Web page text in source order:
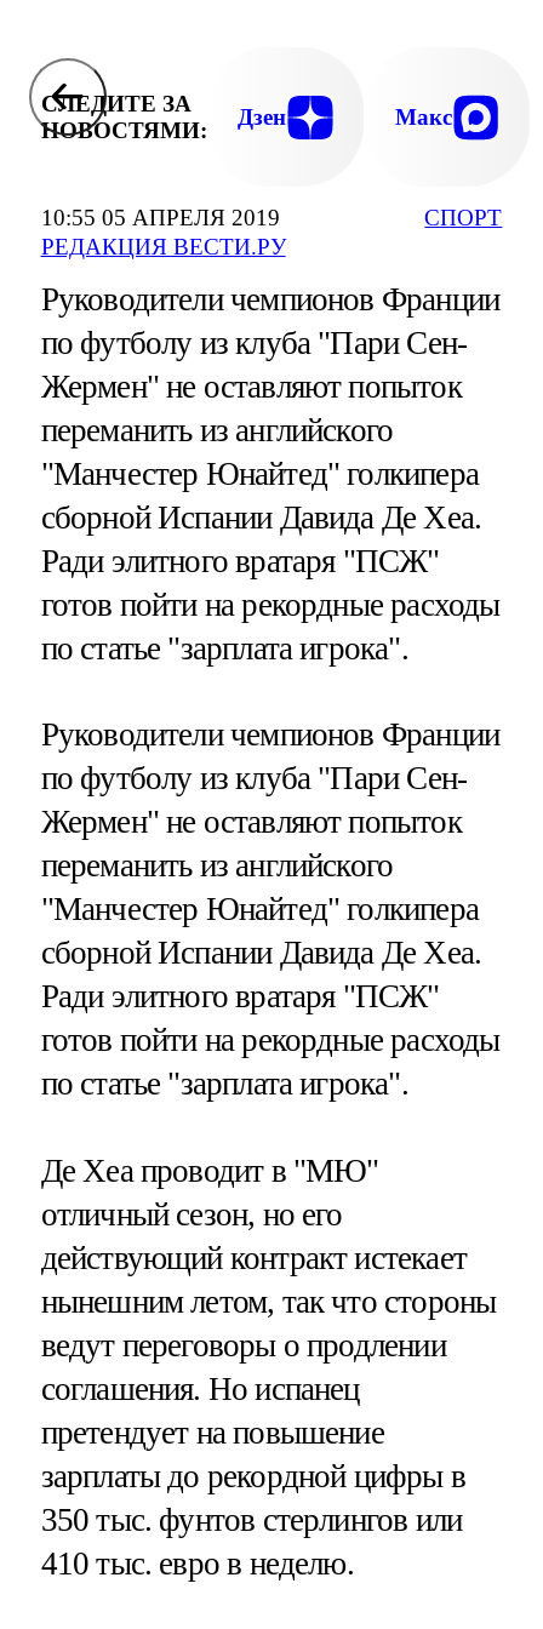
10:55 05 АПРЕЛЯ 2019
РЕДАКЦИЯ ВЕСТИ.РУ
СПОРТ
СЛЕДИТЕ ЗА
НОВОСТЯМИ:
Дзен Макс
Руководители чемпионов Франции
по футболу из клуба "Пари Сен-
Жермен" не оставляют попыток
переманить из английского
"Манчестер Юнайтед" голкипера
сборной Испании Давида Де Хеа.
Ради элитного вратаря "ПСЖ"
готов пойти на рекордные расходы
по статье "зарплата игрока".
Руководители чемпионов Франции
по футболу из клуба "Пари Сен-
Жермен" не оставляют попыток
переманить из английского
"Манчестер Юнайтед" голкипера
сборной Испании Давида Де Хеа.
Ради элитного вратаря "ПСЖ"
готов пойти на рекордные расходы
по статье "зарплата игрока".
Де Хеа проводит в "МЮ"
отличный сезон, но его
действующий контракт истекает
нынешним летом, так что стороны
ведут переговоры о продлении
соглашения. Но испанец
претендует на повышение
зарплаты до рекордной цифры в
350 тыс. фунтов стерлингов или
410 тыс. евро в неделю.